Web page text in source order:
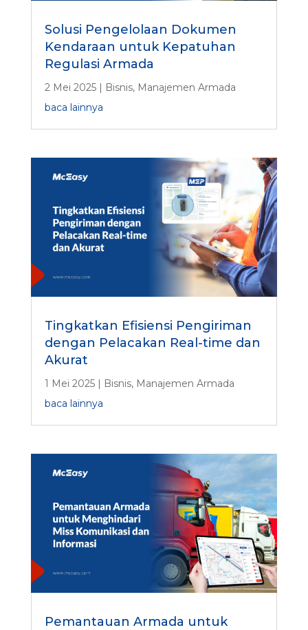
Solusi Pengelolaan Dokumen
Kendaraan untuk Kepatuhan
Regulasi Armada
2 Mei 2025| Bisnis, Manajemen Armada
baca lainnya
Tingkatkan Efisiensi Pengiriman
dengan Pelacakan Real-time dan
Akurat
1 Mei 2025| Bisnis, Manajemen Armada
baca lainnya
Pemantauan Armada untuk